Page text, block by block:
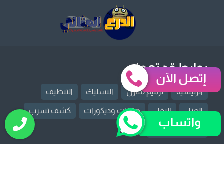
روابط قد تهمك
الرئيسية ترميم منازل التسليك التنظيف
العزل النقل دهانات وديكورات كشف تسرب
مكافحة حشرات
إتصل الآن
واتساب